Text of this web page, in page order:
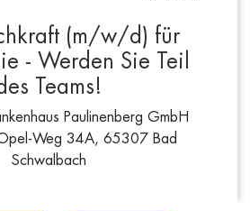
(m/w/d) für
- Werden Sie Teil
Teams!
Paulinenberg GmbH
Weg 34A, 65307 Bad
Schwalbach